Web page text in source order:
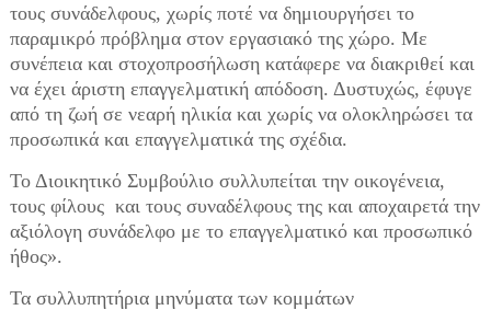
τους συνάδελφους, χωρίς ποτέ να δημιουργήσει το
παραμικρό πρόβλημα στον εργασιακό της χώρο. Με
συνέπεια και στοχοπροσήλωση κατάφερε να διακριθεί και
να έχει άριστη επαγγελματική απόδοση. Δυστυχώς, έφυγε
από τη ζωή σε νεαρή ηλικία και χωρίς να ολοκληρώσει τα
προσωπικά και επαγγελματικά της σχέδια.
Το Διοικητικό Συμβούλιο συλλυπείται την οικογένεια,
τους φίλους και τους συναδέλφους της και αποχαιρετά την
αξιόλογη συνάδελφο με το επαγγελματικό και προσωπικό
ήθος».
Τα συλλυπητήρια μηνύματα των κομμάτων